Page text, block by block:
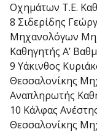
Οχημάτων Τ.Ε.
8 Σιδερίδης
Μηχανολόγων
Καθηγητής Α’
9 Υάκινθος
Θεσσαλονίκης
Αναπληρωτής
10 Κάλφας
Θεσσαλονίκης